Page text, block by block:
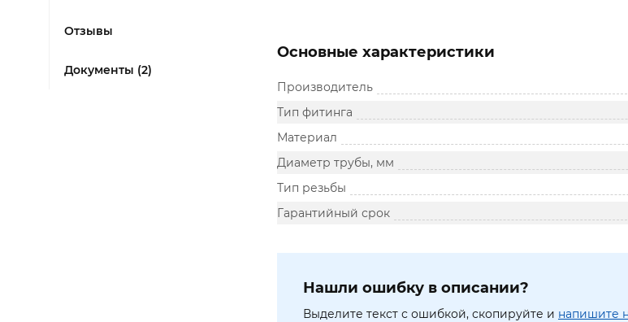
Отзывы
Документы (2)
Основные характеристики
Производитель
Тип фитинга
Материал
Диаметр трубы, мм
Тип резьбы
Гарантийный срок
Нашли ошибку в описании?
Выделите текст с ошибкой, скопируйте и напишите